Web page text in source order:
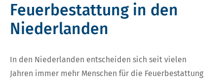
Feuerbestattung in den
Niederlanden
In den Niederlanden entscheiden sich seit vielen
Jahren immer mehr Menschen für die Feuerbestattung